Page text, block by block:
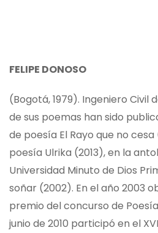
FELIPE DONOSO
(Bogotá, 1979). Ingeniero Civil
de sus poemas han sido
de poesía El Rayo que no
poesía Ulrika (2013), en la
Universidad Minuto de Dios
soñar (2002). En el año 2003
premio del concurso de
junio de 2010 participó en el